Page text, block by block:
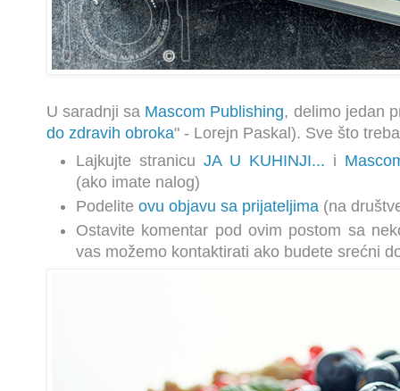
U saradnji sa Mascom Publishing, delimo jedan
do zdravih obroka" - Lorejn Paskal). Sve što
Lajkujte stranicu JA U KUHINJI... i
(ako imate nalog)
Podelite ovu objavu sa prijateljima (na
Ostavite komentar pod ovim postom sa
vas možemo kontaktirati ako budete srećni